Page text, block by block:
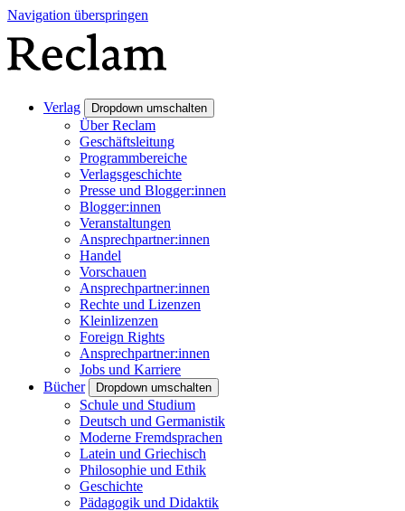
Navigation überspringen
Verlag Dropdown umschalten
Über Reclam
Geschäftsleitung
Programmbereiche
Verlagsgeschichte
Presse und Blogger:innen
Blogger:innen
Veranstaltungen
Ansprechpartner:innen
Handel
Vorschauen
Ansprechpartner:innen
Rechte und Lizenzen
Kleinlizenzen
Foreign Rights
Ansprechpartner:innen
Jobs und Karriere
Bücher
Dropdown umschalten
Schule und Studium
Deutsch und Germanistik
Moderne Fremdsprachen
Latein und Griechisch
Philosophie und Ethik
Geschichte
Pädagogik und Didaktik